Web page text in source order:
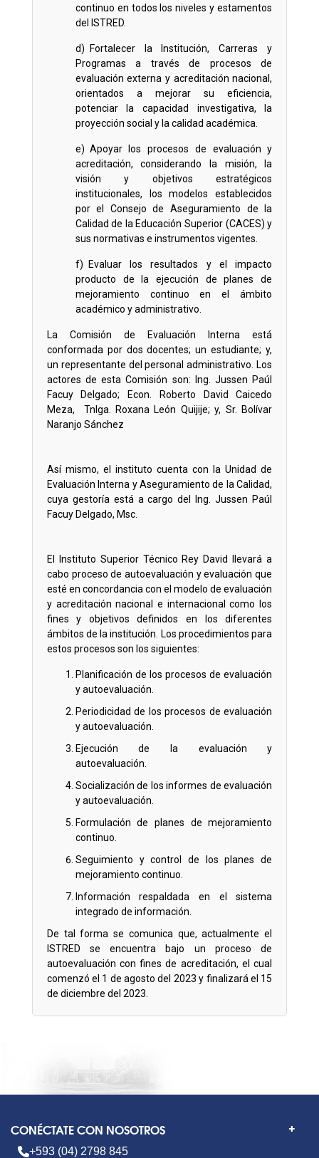
continuo en todos los niveles y estamentos
del ISTRED.
d) Fortalecer la Institución, Carreras y
Programas a través de procesos de
evaluación externa y acreditación nacional,
orientados a mejorar su eficiencia,
potenciar la capacidad investigativa, la
proyección social y la calidad académica.
e) Apoyar los procesos de evaluación y
acreditación, considerando la misión, la
visión y objetivos estratégicos
institucionales, los modelos establecidos
por el Consejo de Aseguramiento de la
Calidad de la Educación Superior (CACES) y
sus normativas e instrumentos vigentes.
f) Evaluar los resultados y el impacto
producto de la ejecución de planes de
mejoramiento continuo en el ámbito
académico y administrativo.
La Comisión de Evaluación Interna está
conformada por dos docentes; un estudiante; y,
un representante del personal administrativo. Los
actores de esta Comisión son: Ing. Jussen Paúl
Facuy Delgado; Econ. Roberto David Caicedo
Meza, Tnlga. Roxana León Quijije; y, Sr. Bolívar
Naranjo Sánchez
Así mismo, el instituto cuenta con la Unidad de
Evaluación Interna y Aseguramiento de la Calidad,
cuya gestoría está a cargo del Ing. Jussen Paúl
Facuy Delgado, Msc.
El Instituto Superior Técnico Rey David llevará a
cabo proceso de autoevaluación y evaluación que
esté en concordancia con el modelo de evaluación
y acreditación nacional e internacional como los
fines y objetivos definidos en los diferentes
ámbitos de la institución. Los procedimientos para
estos procesos son los siguientes:
Planificación de los procesos de evaluación
y autoevaluación.
Periodicidad de los procesos de evaluación
y autoevaluación.
Ejecución de la evaluación y
autoevaluación.
Socialización de los informes de evaluación
y autoevaluación.
Formulación de planes de mejoramiento
continuo.
Seguimiento y control de los planes de
mejoramiento continuo.
Información respaldada en el sistema
integrado de información.
De tal forma se comunica que, actualmente el
ISTRED se encuentra bajo un proceso de
autoevaluación con fines de acreditación, el cual
comenzó el 1 de agosto del 2023 y finalizará el 15
de diciembre del 2023.
CONÉCTATE CON NOSOTROS
+593 (04) 2798 845